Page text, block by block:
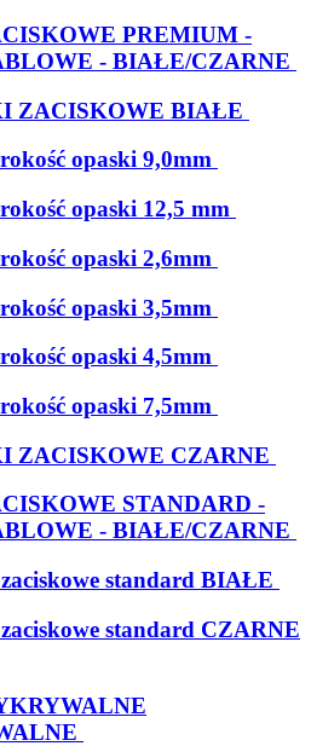
PREMIUM -
- BIAŁE/CZARNE
ZACISKOWE BIAŁE
opaski 9,0mm
opaski 12,5 mm
opaski 2,6mm
opaski 3,5mm
opaski 4,5mm
opaski 7,5mm
ZACISKOWE CZARNE
STANDARD -
- BIAŁE/CZARNE
standard BIAŁE
standard CZARNE